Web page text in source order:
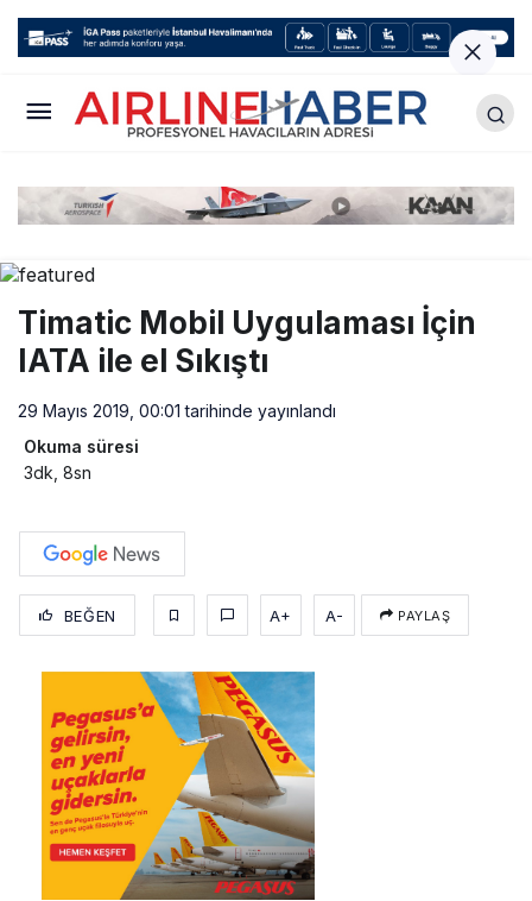
Timatic Mobil Uygulaması İçin
IATA ile el Sıkıştı
29 Mayıs 2019, 00:01 tarihinde yayınlandı
Okuma süresi
3dk, 8sn
BEĞEN A+ A- PAYLAŞ